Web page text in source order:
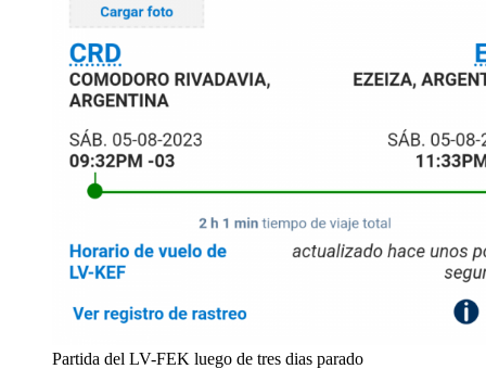
Partida del LV-FEK luego de tres dias parado